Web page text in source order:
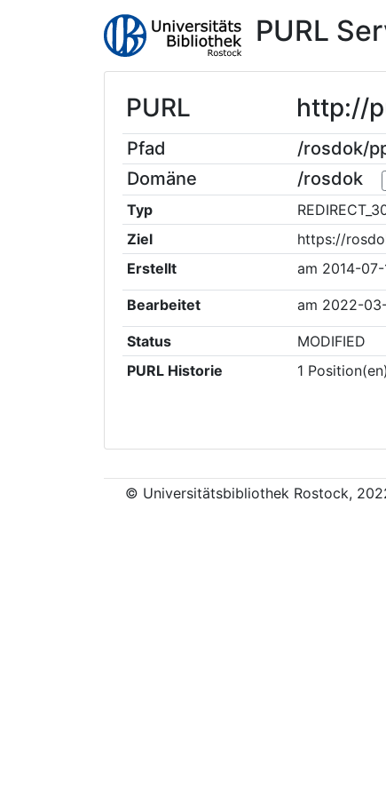
PURL
PURL http://
Pfad
/rosdok/
Domäne
/rosdok
Typ
Ziel
https://
Erstellt
am 2014-07-
Bearbeitet am 2022-
Status
MODIFIED
PURL Historie
1 Position(en)
© Universitätsbibliothek Rostock,